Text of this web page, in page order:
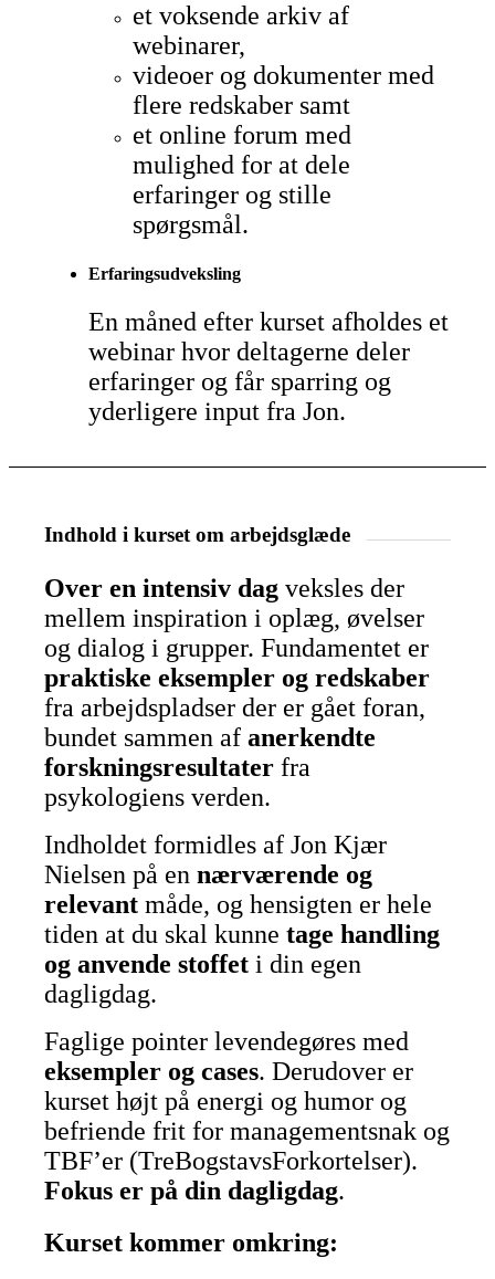
et voksende arkiv af
webinarer,
videoer og dokumenter med
flere redskaber samt
et online forum med
mulighed for at dele
erfaringer og stille
spørgsmål.
Erfaringsudveksling
En måned efter kurset afholdes et
webinar hvor deltagerne deler
erfaringer og får sparring og
yderligere input fra Jon.
Indhold i kurset om arbejdsglæde
Over en intensiv dag veksles der
mellem inspiration i oplæg, øvelser
og dialog i grupper. Fundamentet er
praktiske eksempler og redskaber
fra arbejdspladser der er gået foran,
bundet sammen afanerkendte
forskningsresultater fra
psykologiens verden.
Indholdet formidles af Jon Kjær
Nielsen på ennærværende og
relevantmåde, og hensigten er hele
tiden at du skal kunne tage handling
og anvende stoffet i din egen
dagligdag.
Faglige pointer levendegøres med
eksempler og cases. Derudover er
kurset højt på energi og humor og
befriende frit for managementsnak og
TBF’er (TreBogstavsForkortelser).
Fokus er på din dagligdag.
Kurset kommer omkring: